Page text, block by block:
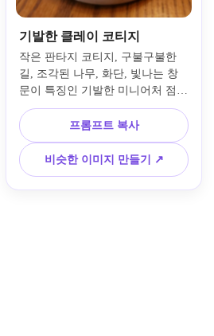
기발한 클레이 코티지
작은 판타지 코티지, 구불구불한
길, 조각된 나무, 화단, 빛나는 창
문이 특징인 기발한 미니어처 점토
디오라마를 만드세요. 생생한 폴리
머 클레이 질감, 수작업으로 만든
불완전함, 부드러운 마법 같은 조
명, 파스텔과 어스톤의 팔레트, 틸
트 쉬프트 미니어처 구성, 아늑한
스토리북 분위기, 장난스럽고 수집
프롬프트 복사
비슷한 이미지 만들기 ↗